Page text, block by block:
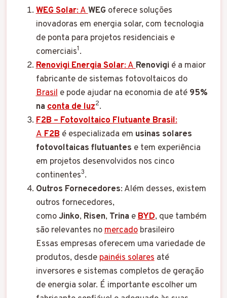
WEG Solar: AWEGoferece soluções
inovadoras em energia solar, com tecnologia
de ponta para projetos residenciais e
comerciais1.
Renovigi Energia Solar: ARenovigié a maior
fabricante de sistemas fotovoltaicos do
Brasile pode ajudar na economia de até 95%
naconta de luz2.
F2B – Fotovoltaico Flutuante Brasil:
AF2Bé especializada em usinas solares
fotovoltaicas flutuantes e tem experiência
em projetos desenvolvidos nos cinco
continentes3.
Outros Fornecedores: Além desses, existem
outros fornecedores,
comoJinko, Risen, TrinaeBYD, que também
são relevantes nomercadobrasileiro
Essas empresas oferecem uma variedade de
produtos, desde painéis solaresaté
inversores e sistemas completos de geração
de energia solar. É importante escolher um